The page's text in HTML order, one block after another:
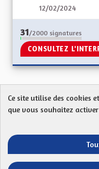
12/02/2024
31/2000 signatures
CONSULTEZ
Protection des Données
Télécharger
Entre
Ce site utilise des cookies
que vous souhaitez activer